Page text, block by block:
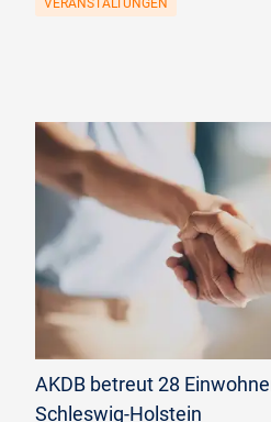
VERANSTALTUNGEN
AKDB betreut 28
Schleswig-Holstein